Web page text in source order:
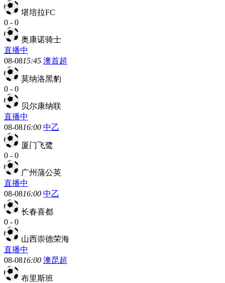
堪培拉FC
0 - 0
奥康诺骑士
直播中
08-0815:45 澳首超
莫纳洛黑豹
0 - 0
贝尔康纳联
直播中
08-0816:00 中乙
厦门飞鹭
0 - 0
广州蒲公英
直播中
08-0816:00 中乙
长春喜都
0 - 0
山西崇德荣海
直播中
08-0816:00 澳昆超
布里斯班